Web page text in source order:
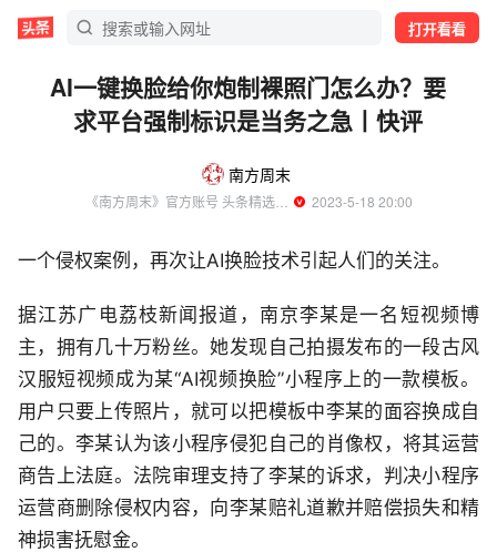
打开看看
AI一键换脸给你炮制裸照门怎么办？要
求平台强制标识是当务之急丨快评
南方周末
《南方周末》官方账号 头条精选作者
  2023-5-18 20:00
一个侵权案例，再次让AI换脸技术引起人们的关注。
据江苏广电荔枝新闻报道，南京李某是一名短视频博
主，拥有几十万粉丝。她发现自己拍摄发布的一段古风
汉服短视频成为某“AI视频换脸”小程序上的一款模板。
用户只要上传照片，就可以把模板中李某的面容换成自
己的。李某认为该小程序侵犯自己的肖像权，将其运营
商告上法庭。法院审理支持了李某的诉求，判决小程序
运营商删除侵权内容，向李某赔礼道歉并赔偿损失和精
神损害抚慰金。